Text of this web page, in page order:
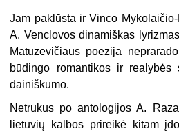
Jam paklūsta ir Vinco
A. Venclovos dinamiškas
Matuzevičiaus poezija
būdingo romantikos ir realybės
dainiškumo.
Netrukus po antologijos A.
lietuvių kalbos prireikė kitam